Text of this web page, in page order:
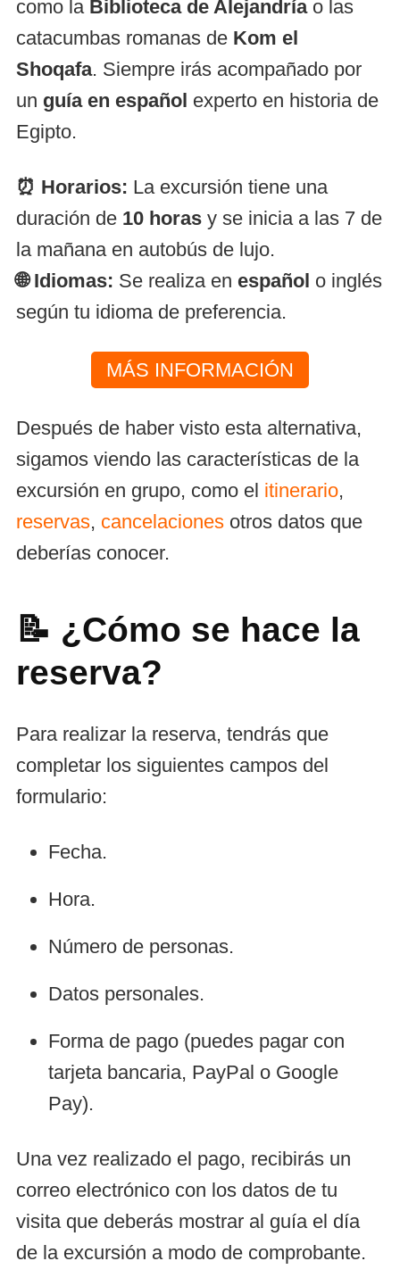
como la Biblioteca de Alejandríao las
catacumbas romanas de Kom el
Shoqafa. Siempre irás acompañado por
un guía en español experto en historia de
Egipto.
⏰ Horarios: La excursión tiene una
duración de 10 horas y se inicia a las 7 de
la mañana en autobús de lujo.
🌐 Idiomas: Se realiza en español o inglés
según tu idioma de preferencia.
MÁS INFORMACIÓN
Después de haber visto esta alternativa,
sigamos viendo las características de la
excursión en grupo, como el itinerario,
reservas, cancelaciones otros datos que
deberías conocer.
📝 ¿Cómo se hace la
reserva?
Para realizar la reserva, tendrás que
completar los siguientes campos del
formulario:
Fecha.
Hora.
Número de personas.
Datos personales.
Forma de pago (puedes pagar con
tarjeta bancaria, PayPal o Google
Pay).
Una vez realizado el pago, recibirás un
correo electrónico con los datos de tu
visita que deberás mostrar al guía el día
de la excursión a modo de comprobante.